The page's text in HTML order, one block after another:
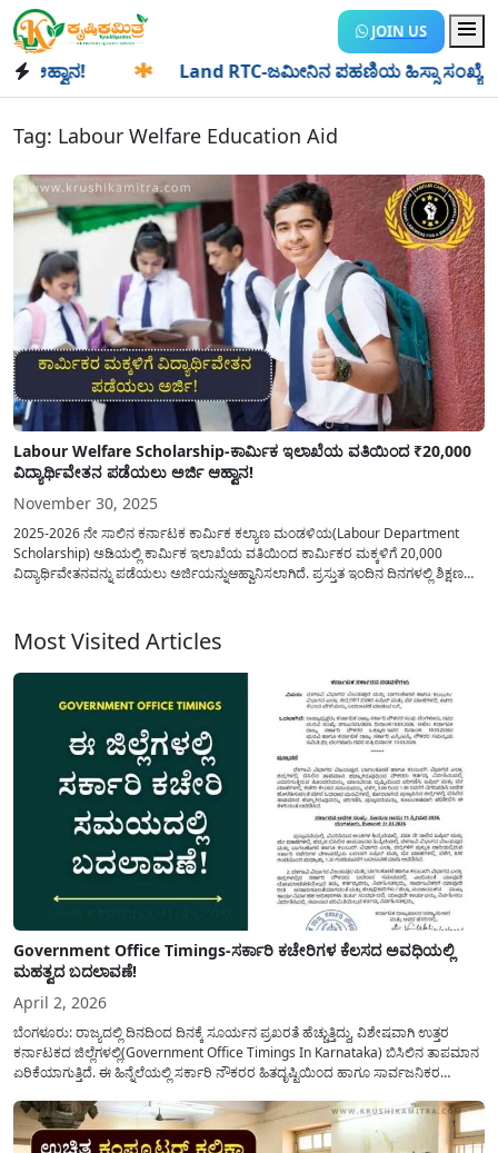
JOIN US
Land RTC-ಜಮೀನಿನ ಪಹಣಿಯ ಹಿಸ್ಸಾ ಸಂಖ್ಯೆ
Tag: Labour Welfare Education Aid
Labour Welfare Scholarship-ಕಾರ್ಮಿಕ ಇಲಾಖೆಯ ವತಿಯಿಂದ ₹20,000
ವಿದ್ಯಾರ್ಥಿವೇತನ ಪಡೆಯಲು ಅರ್ಜಿ ಆಹ್ವಾನ!
November 30, 2025
2025-2026 ನೇ ಸಾಲಿನ ಕರ್ನಾಟಕ ಕಾರ್ಮಿಕ ಕಲ್ಯಾಣ ಮಂಡಳಿಯ(Labour Department
Scholarship) ಅಡಿಯಲ್ಲಿ ಕಾರ್ಮಿಕ ಇಲಾಖೆಯ ವತಿಯಿಂದ ಕಾರ್ಮಿಕರ ಮಕ್ಕಳಿಗೆ 20,000
ವಿದ್ಯಾರ್ಥಿವೇತನವನ್ನು ಪಡೆಯಲು ಅರ್ಜಿಯನ್ನುಆಹ್ವಾನಿಸಲಾಗಿದೆ. ಪ್ರಸ್ತುತ ಇಂದಿನ ದಿನಗಳಲ್ಲಿ ಶಿಕ್ಷಣವು
ವಿದ್ಯಾರ್ಥಿಗಳ...
Most Visited Articles
Government Office Timings-ಸರ್ಕಾರಿ ಕಚೇರಿಗಳ ಕೆಲಸದ ಅವಧಿಯಲ್ಲಿ
ಮಹತ್ವದ ಬದಲಾವಣೆ!
April 2, 2026
ಬೆಂಗಳೂರು: ರಾಜ್ಯದಲ್ಲಿ ದಿನದಿಂದ ದಿನಕ್ಕೆ ಸೂರ್ಯನ ಪ್ರಖರತೆ ಹೆಚ್ಚುತ್ತಿದ್ದು, ವಿಶೇಷವಾಗಿ ಉತ್ತರ
ಕರ್ನಾಟಕದ ಜಿಲ್ಲೆಗಳಲ್ಲಿ(Government Office Timings In Karnataka) ಬಿಸಿಲಿನ ತಾಪಮಾನ
ಏರಿಕೆಯಾಗುತ್ತಿದೆ. ಈ ಹಿನ್ನೆಲೆಯಲ್ಲಿ ಸರ್ಕಾರಿ ನೌಕರರ ಹಿತದೃಷ್ಟಿಯಿಂದ ಹಾಗೂ ಸಾರ್ವಜನಿಕರ
ಮತ್ತು ಕಲ್ಯಾಣ ಕರ್ನಾಟಕದ ಒಟ್ಟು 9 ಜಿಲ್ಲೆಗಳಲ್ಲಿ ಏಪ್ರಿಲ್...